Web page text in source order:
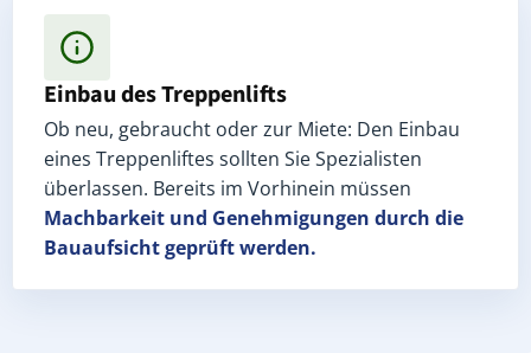
Einbau des Treppenlifts
Ob neu, gebraucht oder zur Miete: Den Einbau
eines Treppenliftes sollten Sie Spezialisten
überlassen. Bereits im Vorhinein müssen
Machbarkeit und Genehmigungen durch die
Bauaufsicht geprüft werden.